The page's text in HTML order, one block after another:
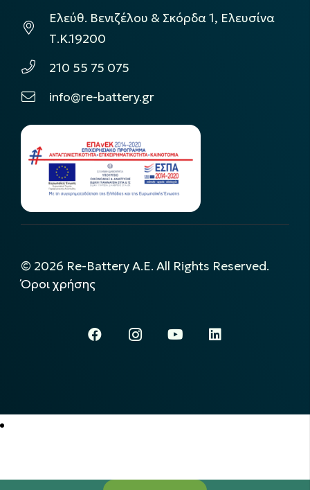
Ελεύθ. Βενιζέλου & Σκόρδα 1, Ελευσίνα
Τ.Κ.19200
210 55 75 075
info@re-battery.gr
© 2026 Re-Battery A.E. All Rights Reserved.
Όροι χρήσης